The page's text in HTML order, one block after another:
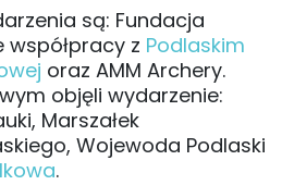
są: Fundacja
współpracy z Podlaskim
oraz AMM Archery.
objęli wydarzenie:
Marszałek
Wojewoda Podlaski
.